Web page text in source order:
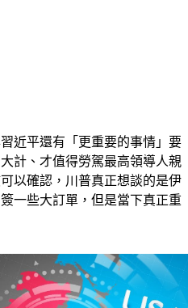
近平還有「更重要的事情」要
計、才值得勞駕最高領導人親
以確認，川普真正想談的是伊
一些大訂單，但是當下真正重